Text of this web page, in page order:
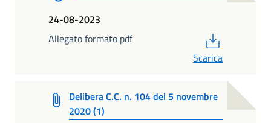
24-08-2023
Allegato formato pdf
Scarica
Delibera C.C. n. 104 del 5 novembre
2020 (1)